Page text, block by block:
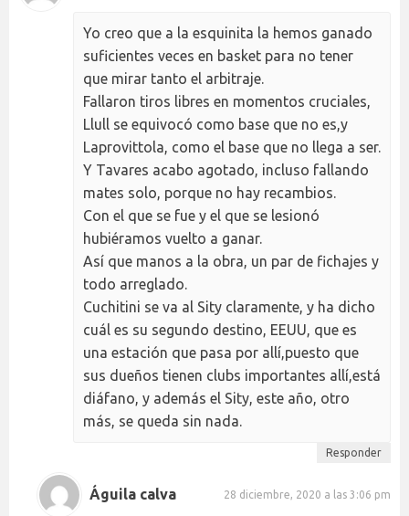
Yo creo que a la esquinita la hemos ganado
suficientes veces en basket para no tener
que mirar tanto el arbitraje.
Fallaron tiros libres en momentos cruciales,
Llull se equivocó como base que no es,y
Laprovittola, como el base que no llega a ser.
Y Tavares acabo agotado, incluso fallando
mates solo, porque no hay recambios.
Con el que se fue y el que se lesionó
hubiéramos vuelto a ganar.
Así que manos a la obra, un par de fichajes y
todo arreglado.
Cuchitini se va al Sity claramente, y ha dicho
cuál es su segundo destino, EEUU, que es
una estación que pasa por allí,puesto que
sus dueños tienen clubs importantes allí,está
diáfano, y además el Sity, este año, otro
más, se queda sin nada.
Responder
Águila calva 28 diciembre, 2020 a las 3:06 pm